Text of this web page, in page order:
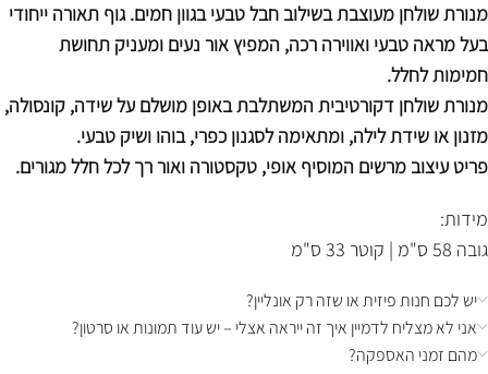
מנורת שולחן מעוצבת בשילוב חבל טבעי בגוון חמים. גוף תאורה ייחודי
בעל מראה טבעי ואווירה רכה, המפיץ אור נעים ומעניק תחושת
חמימות לחלל.
מנורת שולחן דקורטיבית המשתלבת באופן מושלם על שידה, קונסולה,
מזנון או שידת לילה, ומתאימה לסגנון כפרי, בוהו ושיק טבעי.
פריט עיצוב מרשים המוסיף אופי, טקסטורה ואור רך לכל חלל מגורים.
מידות:
גובה 58 ס"מ | קוטר 33 ס"מ
יש לכם חנות פיזית או שזה רק אונליין?
אני לא מצליח לדמיין איך זה ייראה אצלי – יש עוד תמונות או סרטון?
מהם זמני האספקה?